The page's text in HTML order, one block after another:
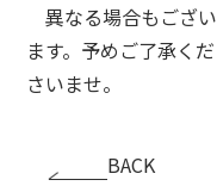
異なる場合もござい
ます。予めご了承くだ
さいませ。
BACK